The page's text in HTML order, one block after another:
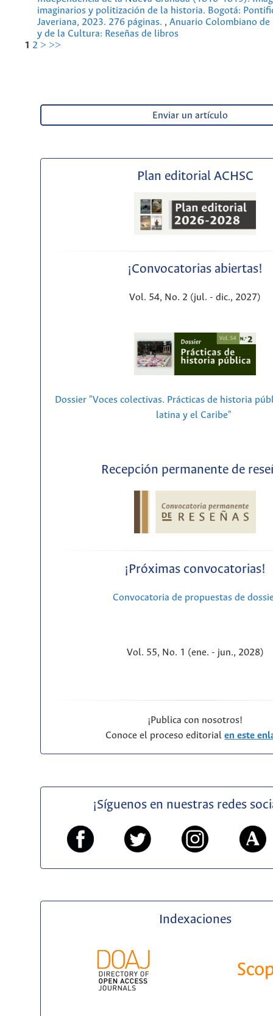
imaginarios y politización de la historia. Bogotá:
Javeriana, 2023. 276 páginas. , Anuario Colombiano de
y de la Cultura: Reseñas de libros
1 2 > >>
Enviar un artículo
Plan editorial ACHSC
¡Convocatorias abiertas!
Vol. 54, No. 2 (jul. - dic., 2027)
Dossier "Voces colectivas. Prácticas de historia
latina y el Caribe"
Recepción permanente de
¡Próximas convocatorias!
Convocatoria de propuestas de
Vol. 55, No. 1 (ene. - jun., 2028)
¡Publica con nosotros!
Conoce el proceso editorialen este
¡Síguenos en nuestras redes
Indexaciones